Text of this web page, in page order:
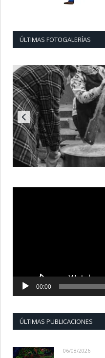
ÚLTIMAS FOTOGALERÍAS
00:00
ÚLTIMAS PUBLICACIONES
06/08/2026